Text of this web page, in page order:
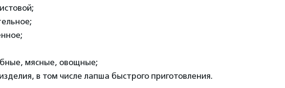
мясные, овощные;
в том числе лапша быстрого приготовления.